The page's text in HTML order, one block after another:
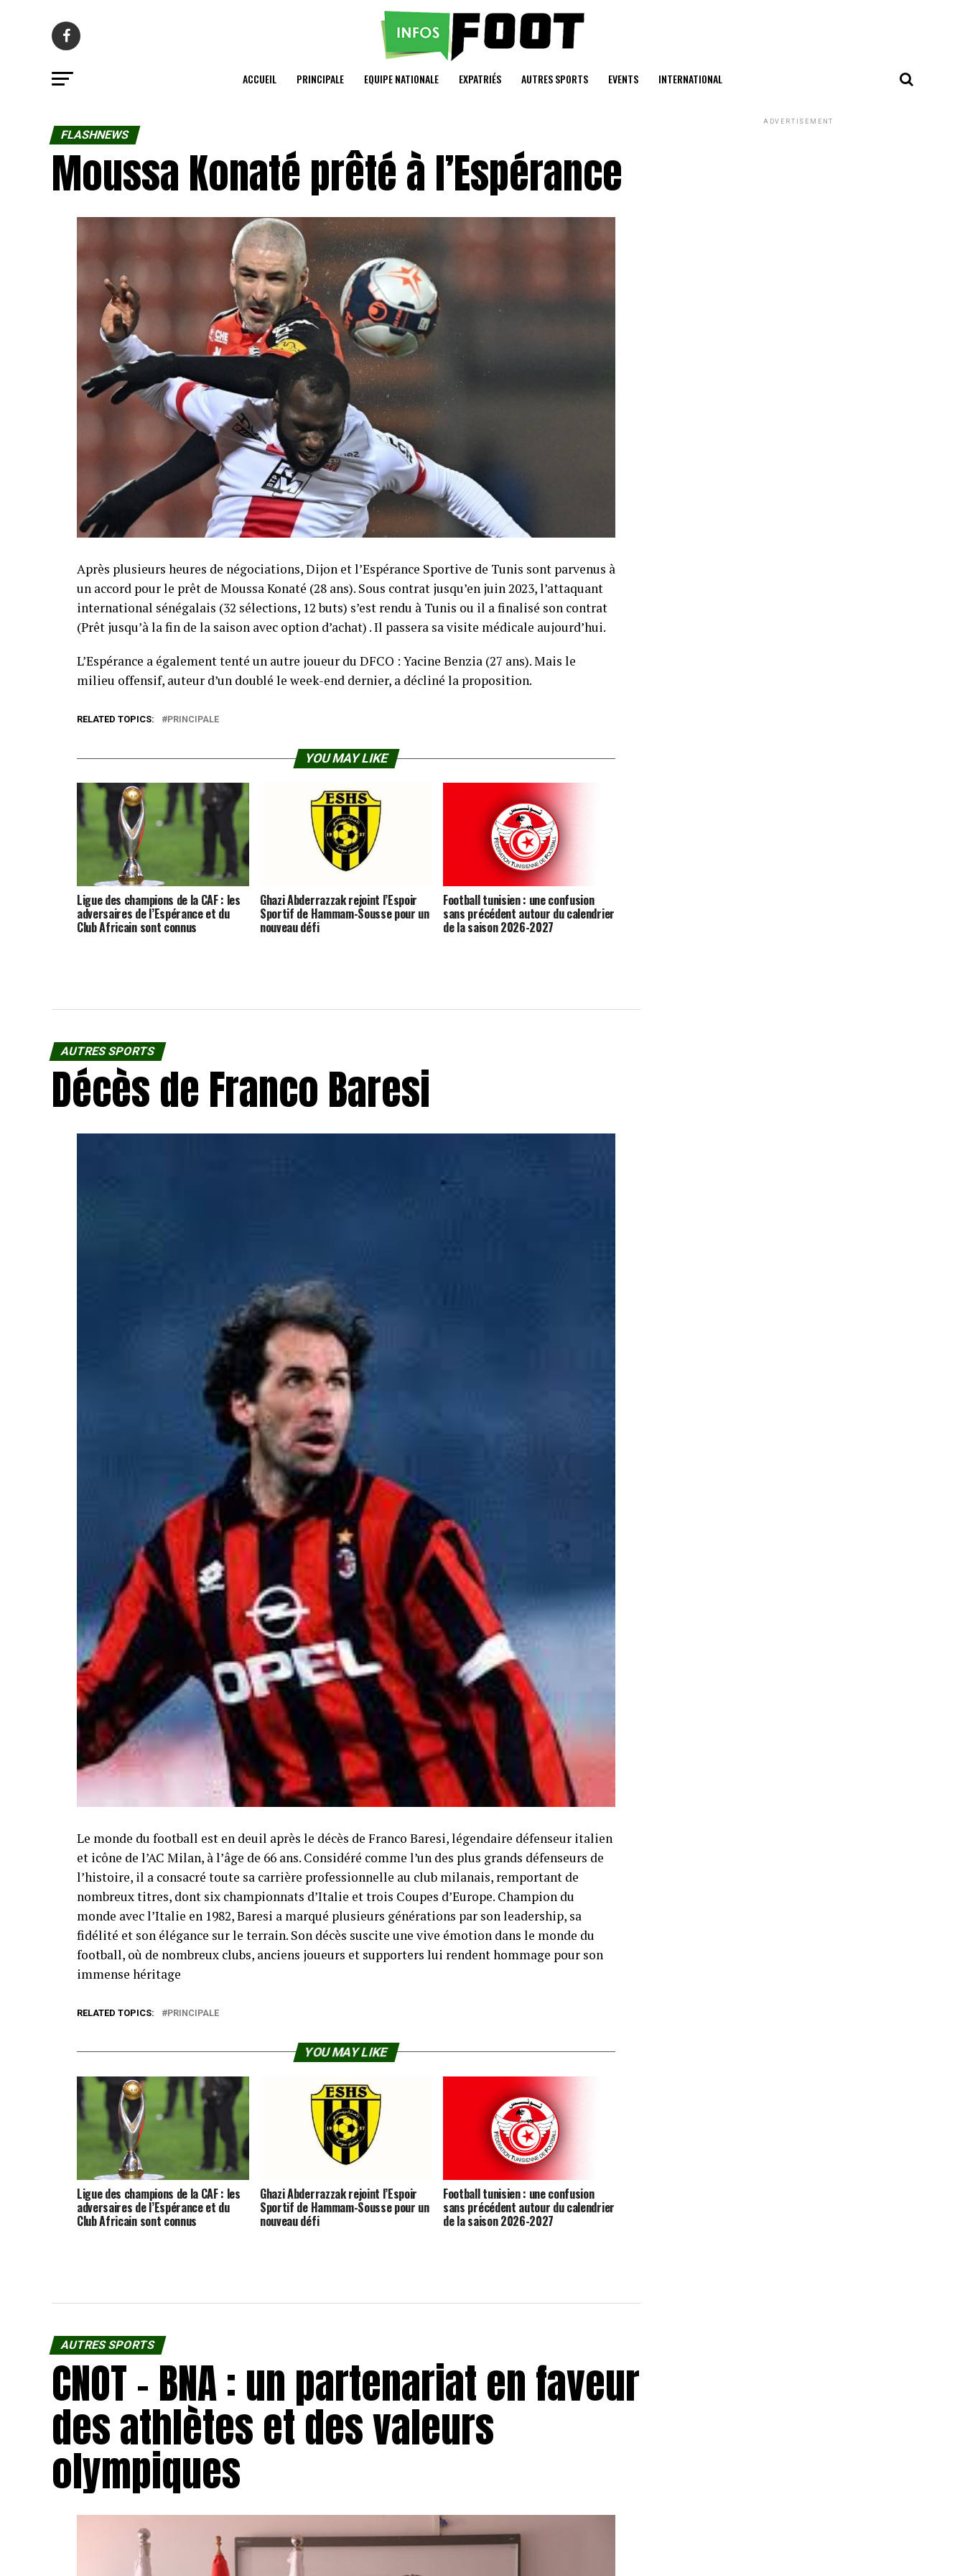
ACCUEIL PRINCIPALE EQUIPE NATIONALE EXPATRIÉS AUTRES SPORTS EVENTS INTERNATIONAL
FLASHNEWS
Moussa Konaté prêté à l’Espérance
Après plusieurs heures de négociations, Dijon et l’Espérance Sportive de Tunis sont parvenus à
un accord pour le prêt de Moussa Konaté (28 ans). Sous contrat jusqu’en juin 2023, l’attaquant
international sénégalais (32 sélections, 12 buts) s’est rendu à Tunis ou il a finalisé son contrat
(Prêt jusqu’à la fin de la saison avec option d’achat) . Il passera sa visite médicale aujourd’hui.
L’Espérance a également tenté un autre joueur du DFCO : Yacine Benzia (27 ans). Mais le
milieu offensif, auteur d’un doublé le week-end dernier, a décliné la proposition.
RELATED TOPICS: PRINCIPALE
YOU MAY LIKE
Ligue des champions de la CAF : les
adversaires de l’Espérance et du
Club Africain sont connus
Ghazi Abderrazzak rejoint l’Espoir
Sportif de Hammam-Sousse pour un
nouveau défi
Football tunisien : une confusion
sans précédent autour du calendrier
de la saison 2026-2027
AUTRES SPORTS
Décès de Franco Baresi
Le monde du football est en deuil après le décès de Franco Baresi, légendaire défenseur italien
et icône de l’AC Milan, à l’âge de 66 ans. Considéré comme l’un des plus grands défenseurs de
l’histoire, il a consacré toute sa carrière professionnelle au club milanais, remportant de
nombreux titres, dont six championnats d’Italie et trois Coupes d’Europe. Champion du
monde avec l’Italie en 1982, Baresi a marqué plusieurs générations par son leadership, sa
fidélité et son élégance sur le terrain. Son décès suscite une vive émotion dans le monde du
football, où de nombreux clubs, anciens joueurs et supporters lui rendent hommage pour son
immense héritage
RELATED TOPICS: PRINCIPALE
YOU MAY LIKE
Ligue des champions de la CAF : les
adversaires de l’Espérance et du
Club Africain sont connus
Ghazi Abderrazzak rejoint l’Espoir
Sportif de Hammam-Sousse pour un
nouveau défi
Football tunisien : une confusion
sans précédent autour du calendrier
de la saison 2026-2027
AUTRES SPORTS
CNOT – BNA : un partenariat en faveur
des athlètes et des valeurs
olympiques
ADVERTISEMENT